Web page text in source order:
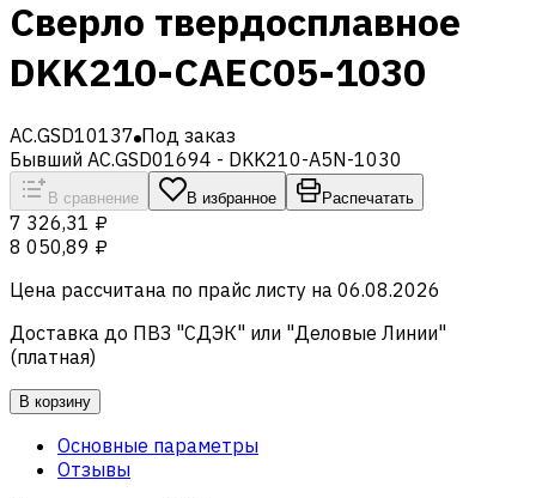
Сверло твердосплавное
DKK210-CAEC05-1030
AC.GSD10137 Под заказ
Бывший AC.GSD01694 - DKK210-A5N-1030
В сравнение В избранное Распечатать
7 326,31 ₽
8 050,89 ₽
Цена рассчитана по прайс листу на 06.08.2026
Доставка до ПВЗ "СДЭК" или "Деловые Линии"
(платная)
В корзину
Основные параметры
Отзывы